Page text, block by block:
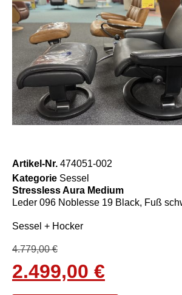
Artikel-Nr. 474051-002
Kategorie Sessel
Stressless Aura Medium
Leder 096 Noblesse 19 Black, Fuß
Sessel + Hocker
4.779,00€
2.499,00 €